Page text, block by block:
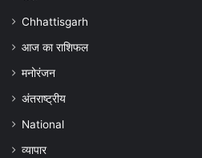
Chhattisgarh
आज का राशिफल
मनोरंजन
अंतराष्ट्रीय
National
व्यापार